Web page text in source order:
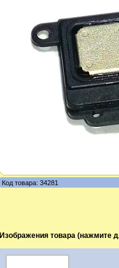
Код товара: 34281
Изображения товара (нажмите